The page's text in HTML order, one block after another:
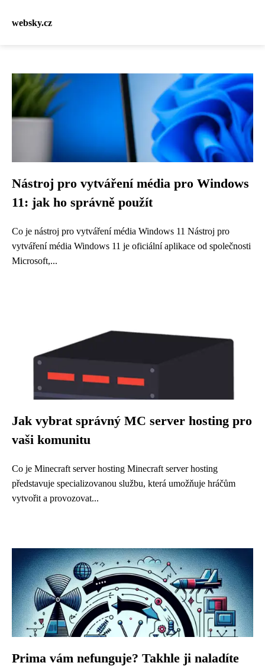
websky.cz
Nástroj pro vytváření média pro Windows
11: jak ho správně použít
Co je nástroj pro vytváření média Windows 11 Nástroj pro
vytváření média Windows 11 je oficiální aplikace od společnosti
Microsoft,...
Jak vybrat správný MC server hosting pro
vaši komunitu
Co je Minecraft server hosting Minecraft server hosting
představuje specializovanou službu, která umožňuje hráčům
vytvořit a provozovat...
Prima vám nefunguje? Takhle ji naladíte